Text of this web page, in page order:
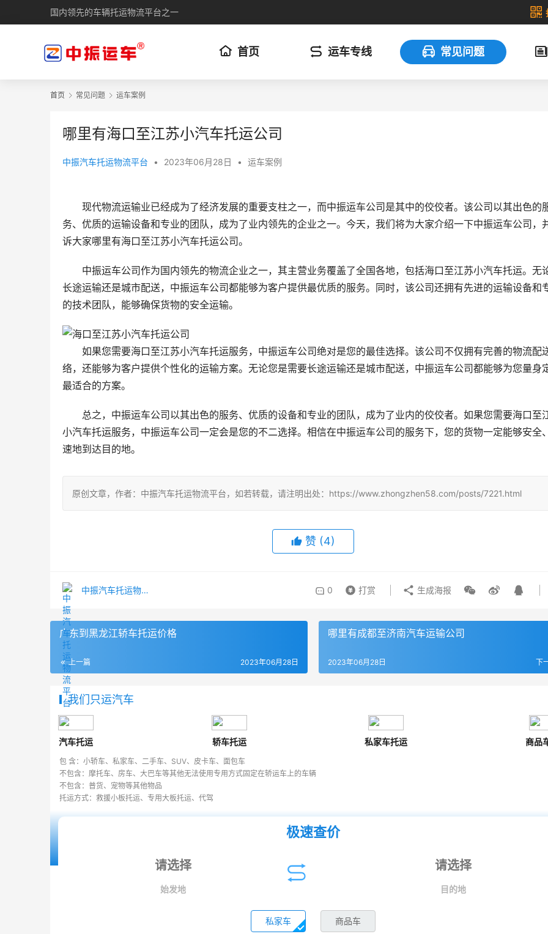
国内领先的车辆托运物流平台之一
首页 运车专线 常见问题
首页 常见问题 运车案例
哪里有海口至江苏小汽车托运公司
中振汽车托运物流平台 • 2023年06月28日 • 运车案例
现代物流运输业已经成为了经济发展的重要支柱之一，而中振运车公司是其中的佼佼者。该公司以其出色的
务、优质的运输设备和专业的团队，成为了业内领先的企业之一。今天，我们将为大家介绍一下中振运车公司，
诉大家哪里有海口至江苏小汽车托运公司。
中振运车公司作为国内领先的物流企业之一，其主营业务覆盖了全国各地，包括海口至江苏小汽车托运。无
长途运输还是城市配送，中振运车公司都能够为客户提供最优质的服务。同时，该公司还拥有先进的运输设备和
的技术团队，能够确保货物的安全运输。
如果您需要海口至江苏小汽车托运服务，中振运车公司绝对是您的最佳选择。该公司不仅拥有完善的物流配
络，还能够为客户提供个性化的运输方案。无论您是需要长途运输还是城市配送，中振运车公司都能够为您量身
最适合的方案。
总之，中振运车公司以其出色的服务、优质的设备和专业的团队，成为了业内的佼佼者。如果您需要海口至
小汽车托运服务，中振运车公司一定会是您的不二选择。相信在中振运车公司的服务下，您的货物一定能够安全
速地到达目的地。
原创文章，作者：中振汽车托运物流平台，如若转载，请注明出处：https://www.zhongzhen58.com/posts/7221.html
赞 (4)
中振汽车托运物流平台 0 打赏 生成海报
广东到黑龙江轿车托运价格
上一篇 2023年06月28日
哪里有成都至济南汽车运输公司
下
2023年06月28日
我们只运汽车
汽车托运 轿车托运 私家车托运 商品
包 含：小轿车、私家车、二手车、SUV、皮卡车、面包车
不包含：摩托车、房车、大巴车等其他无法使用专用方式固定在轿运车上的车辆
不包含：普货、宠物等其他物品
托运方式：救援小板托运、专用大板托运、代驾
极速查价
始发地 目的地
私家车 商品车